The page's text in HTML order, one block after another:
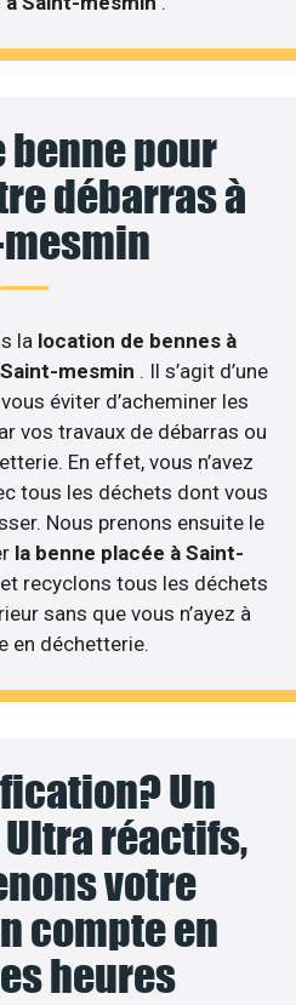
benne pour
débarras à
la location de bennes à
mesmin . Il s’agit d’une
éviter d’acheminer les
vos travaux de débarras ou
En effet, vous n’avez
tous les déchets dont vous
Nous prenons ensuite le
la benne placée à Saint-
recyclons tous les déchets
sans que vous n’ayez à
en déchetterie.
Un
réactifs,
votre
compte en
heures